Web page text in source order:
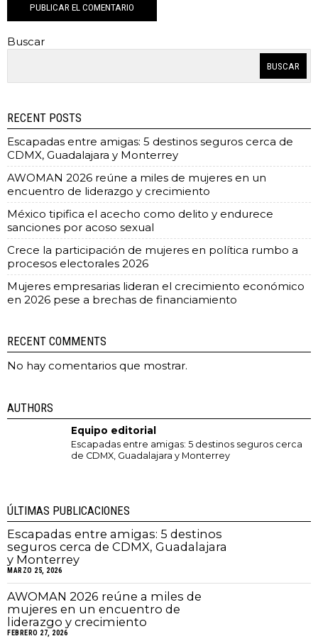
Buscar
BUSCAR
RECENT POSTS
Escapadas entre amigas: 5 destinos seguros cerca de
CDMX, Guadalajara y Monterrey
AWOMAN 2026 reúne a miles de mujeres en un
encuentro de liderazgo y crecimiento
México tipifica el acecho como delito y endurece
sanciones por acoso sexual
Crece la participación de mujeres en política rumbo a
procesos electorales 2026
Mujeres empresarias lideran el crecimiento económico
en 2026 pese a brechas de financiamiento
RECENT COMMENTS
No hay comentarios que mostrar.
AUTHORS
Equipo editorial
Escapadas entre amigas: 5 destinos seguros cerca
de CDMX, Guadalajara y Monterrey
ÚLTIMAS PUBLICACIONES
Escapadas entre amigas: 5 destinos
seguros cerca de CDMX, Guadalajara
y Monterrey
MARZO 25, 2026
AWOMAN 2026 reúne a miles de
mujeres en un encuentro de
liderazgo y crecimiento
FEBRERO 27, 2026